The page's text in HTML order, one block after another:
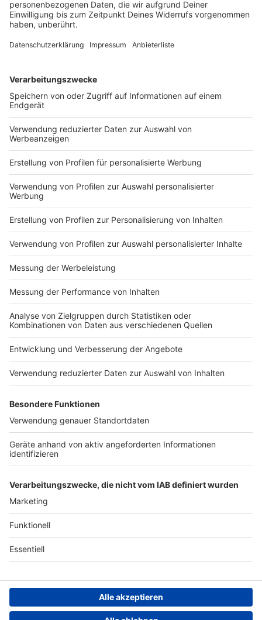
Account findet ihrhier in unseren FAQ).
Songs Probe hören und bewerten.
keine Zeit habt, lasst ihr das Top 10 Voting der Woche
Die Top 10 der Woche hört ihr
Wie ihr ROCK ANTENNE Bayern hören könnt, seht
ihrhier unter "Empfang"
Wir sagen schon jetzt VIEL SPASS, DANKE FÜRS
MITMACHEN und KEEP ON ROCKIN'!
Mehr Neues auf ROCK ANTENNE Bayern
Impressum
Nutzungsbedingungen
Jobs
Presse
Archiv
Teilnahmebedingungen
Geschäftsbedingungen
ANTENNE BAYERN GROUP
Kontakt
Studio-Hotline
Werbung
Datenschutzerklärung
Cookie- und Drittanbieter-
einstellungen
Persönliche Datenkontrolle
ROCK ANTENNE
Region wechseln